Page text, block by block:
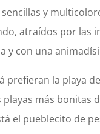
y
atraídos por las
y con una
prefieran la playa de
más bonitas
el pueblecito de